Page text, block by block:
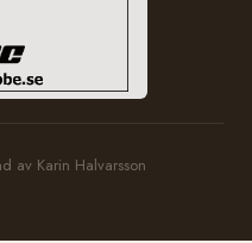
av Karin Halvarsson